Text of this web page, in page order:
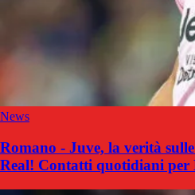
News
Romano - Juve, la verità
Real! Contatti quotidiani per